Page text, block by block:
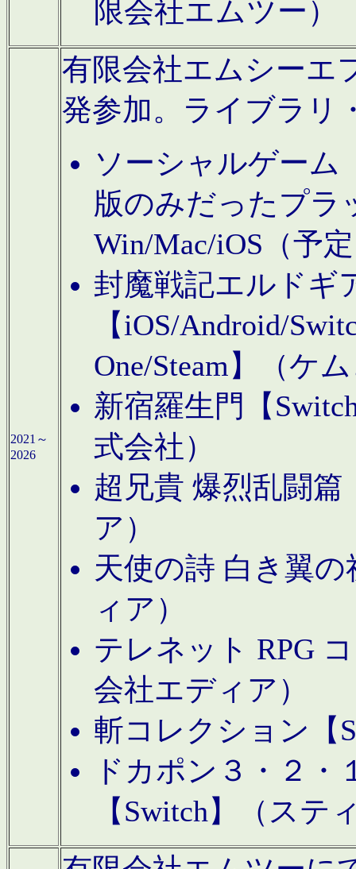
限会社エムツー）
2021～
2026
有限会社エムシーエ
発参加。ライブラリ
ソーシャルゲーム
版のみだったプラ
Win/Mac/iOS（予
封魔戦記エルドギ
【iOS/Android/
One/Steam】（ケ
新宿羅生門【
式会社）
超兄貴 爆烈乱闘篇
ア）
天使の詩 白き翼
ィア）
テレネット RPG
会社エディア）
斬コレクション【
ドカポン３・２
【Switch】（ステ